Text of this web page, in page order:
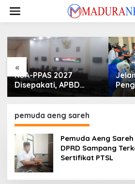
konten
«
KUA-PPAS 2027
Disepakati, APBD
Sampang Defisit Rp
pemuda aeng sareh
Pemuda Aeng
DPRD Sampang
Sertifikat PTSL